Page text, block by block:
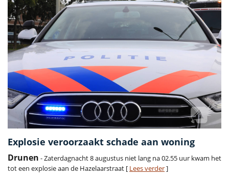
Explosie veroorzaakt schade aan woning
Drunen - Zaterdagnacht 8 augustus niet lang na 02.55 uur kwam het
tot een explosie aan de Hazelaarstraat [ Lees verder]